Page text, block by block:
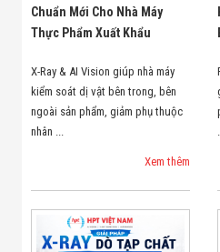
Chuẩn Mới Cho Nhà Máy
Thực Phẩm Xuất Khẩu
X-Ray & AI Vision giúp nhà máy
kiểm soát dị vật bên trong, bên
ngoài sản phẩm, giảm phụ thuộc
nhân ...
Xem thêm